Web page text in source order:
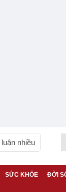
nhiều
SỨC KHỎE ĐỜI